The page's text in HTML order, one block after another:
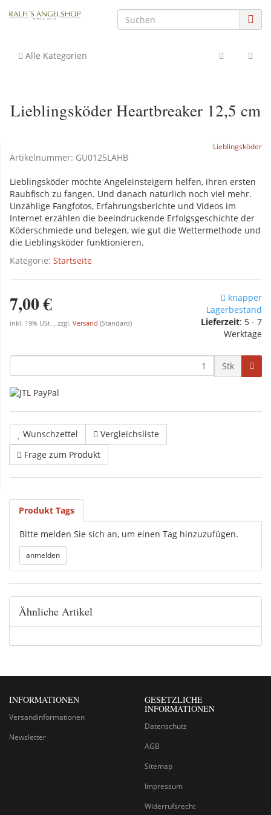
Alle Kategorien
Lieblingsköder Heartbreaker 12,5 cm
Lieblingsköder
Artikelnummer: GU0125LAHB
Lieblingsköder möchte Angeleinsteigern helfen, ihren ersten
Raubfisch zu fangen. Und danach natürlich noch viel mehr.
Unzählige Fangfotos, Erfahrungsberichte und Videos im
Internet erzählen die beeindruckende Erfolgsgeschichte der
Köderschmiede und belegen, wie gut die Wettermethode und
die Lieblingsköder funktionieren.
Kategorie: Startseite
7,00 €
inkl. 19% USt. , zzgl. Versand (Standard)
knapper
Lagerbestand
Lieferzeit: 5 - 7
Werktage
Stk
Wunschzettel
Vergleichsliste
Frage zum Produkt
Produkt Tags
Bitte melden Sie sich an, um einen Tag hinzuzufügen.
Ähnliche Artikel
INFORMATIONEN
Versandinformationen
Newsletter
GESETZLICHE
INFORMATIONEN
Datenschutz
AGB
Sitemap
Impressum
Widerrufsrecht